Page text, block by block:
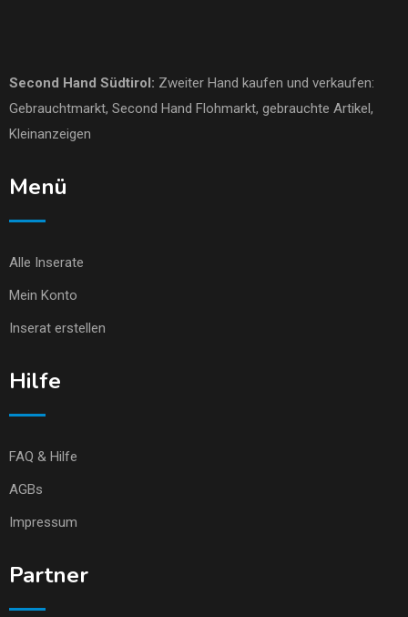
Second Hand Südtirol: Zweiter Hand kaufen und verkaufen:
Gebrauchtmarkt, Second Hand Flohmarkt, gebrauchte Artikel,
Kleinanzeigen
Menü
Alle Inserate
Mein Konto
Inserat erstellen
Hilfe
FAQ & Hilfe
AGBs
Impressum
Partner